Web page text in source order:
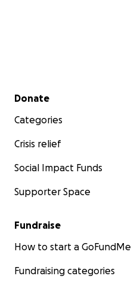
Secondary menu
Donate
Categories
Crisis relief
Social Impact Funds
Supporter Space
Fundraise
How to start a GoFundMe
Fundraising categories